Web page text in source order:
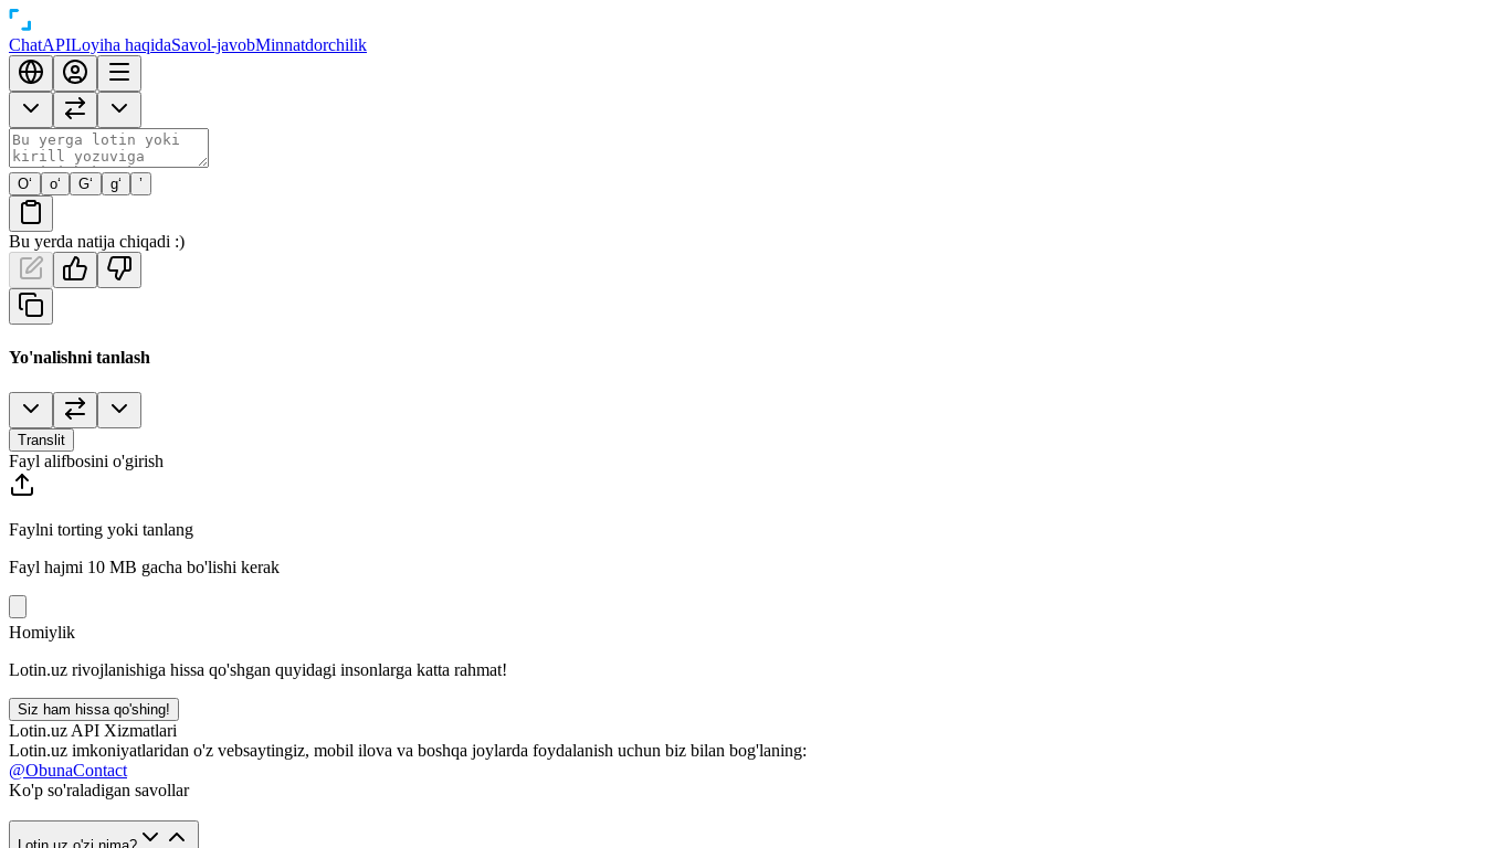
ChatAPILoyiha haqidaSavol-javobMinnatdorchilik
O‘ o‘ G‘ g‘ ’
Bu yerda natija chiqadi :)
Yo'nalishni tanlash
Translit
Fayl alifbosini o'girish
Faylni torting yoki tanlang
Fayl hajmi 10 MB gacha bo'lishi kerak
Homiylik
Lotin.uz rivojlanishiga hissa qo'shgan quyidagi insonlarga katta rahmat!
Siz ham hissa qo'shing!
Lotin.uz API Xizmatlari
Lotin.uz imkoniyatlaridan o'z vebsaytingiz, mobil ilova va boshqa joylarda foydalanish uchun biz bilan bog'laning:
@ObunaContact
Ko'p so'raladigan savollar